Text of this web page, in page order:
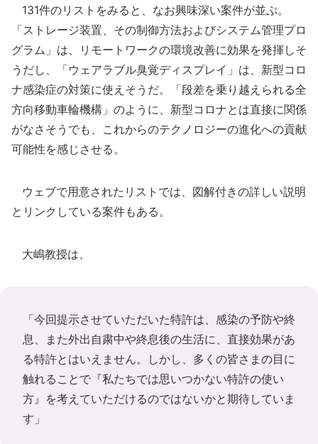
131件のリストをみると、なお興味深い案件が並ぶ。
「ストレージ装置、その制御方法およびシステム管理プロ
グラム」は、リモートワークの環境改善に効果を発揮しそ
うだし、「ウェアラブル臭覚ディスプレイ」は、新型コロ
ナ感染症の対策に使えそうだ。「段差を乗り越えられる全
方向移動車輪機構」のように、新型コロナとは直接に関係
がなさそうでも、これからのテクノロジーの進化への貢献
可能性を感じさせる。
ウェブで用意されたリストでは、図解付きの詳しい説明
とリンクしている案件もある。
大嶋教授は、
「今回提示させていただいた特許は、感染の予防や終
息、また外出自粛中や終息後の生活に、直接効果があ
る特許とはいえません。しかし、多くの皆さまの目に
触れることで『私たちでは思いつかない特許の使い
方』を考えていただけるのではないかと期待していま
す」